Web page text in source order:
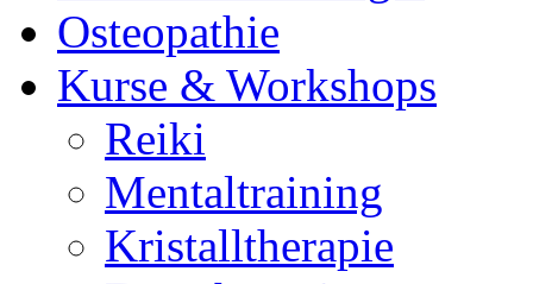
Osteopathie
Kurse & Workshops
Reiki
Mentaltraining
Kristalltherapie